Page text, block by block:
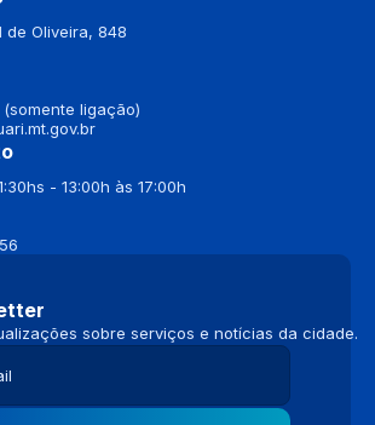
de Oliveira, 848
ligação)
- 13:00h às 17:00h
sobre serviços e notícias da cidade.